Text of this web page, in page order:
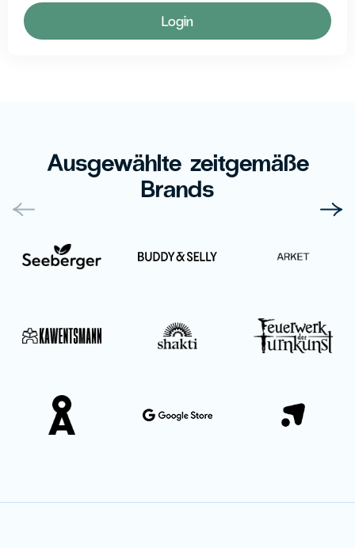
Ausgewählte zeitgemäße
Brands